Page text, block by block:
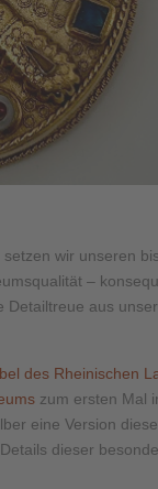
wir unseren
–
aus
des Rheinischen
zum ersten Mal
eine Version
dieser